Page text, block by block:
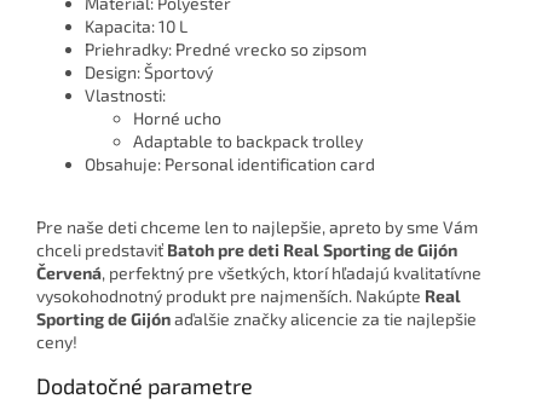
Kapacita: 10 L
Priehradky: Predné vrecko so zipsom
Design: Športový
Vlastnosti:
Horné ucho
Adaptable to backpack trolley
Obsahuje: Personal identification card
Pre naše deti chceme len to najlepšie, apreto by sme Vám
chceli predstaviť Batoh pre deti Real Sporting de Gijón
Červená, perfektný pre všetkých, ktorí hľadajú kvalitatívne
vysokohodnotný produkt pre najmenších. Nakúpte Real
Sporting de Gijónaďalšie značky alicencie za tie najlepšie
ceny!
Dodatočné parametre